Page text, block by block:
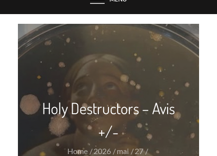
Holy Destructors – Avis
+/-
Home 2026 mai
27